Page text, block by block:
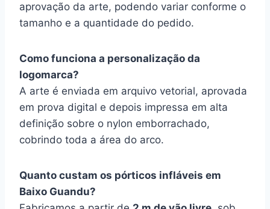
aprovação da arte, podendo variar conforme o
tamanho e a quantidade do pedido.
Como funciona a personalização da
logomarca?
A arte é enviada em arquivo vetorial, aprovada
em prova digital e depois impressa em alta
definição sobre o nylon emborrachado,
cobrindo toda a área do arco.
Quanto custam os pórticos infláveis em
Baixo Guandu?